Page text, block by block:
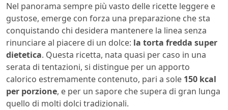
Nel panorama sempre più vasto delle ricette leggere e
gustose, emerge con forza una preparazione che sta
conquistando chi desidera mantenere la linea senza
rinunciare al piacere di un dolce: la torta fredda super
dietetica. Questa ricetta, nata quasi per caso in una
serata di tentazioni, si distingue per un apporto
calorico estremamente contenuto, pari a sole 150 kcal
per porzione, e per un sapore che supera di gran lunga
quello di molti dolci tradizionali.